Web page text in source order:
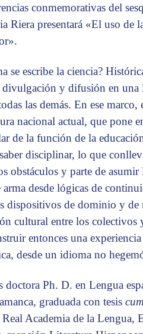
conmemorativas del
Riera presentará «El uso de
se escribe la ciencia?
divulgación y difusión en
las demás. En ese
nacional actual, que pone
de la función de la
disciplinar, lo que
obstáculos y parte de
arma desde lógicas de
dispositivos de dominio y de
cultural entre los colectivos
entonces una
desde un idioma no
doctora Ph. D. en Lengua
graduada con tesis
Academia de la Lengua,